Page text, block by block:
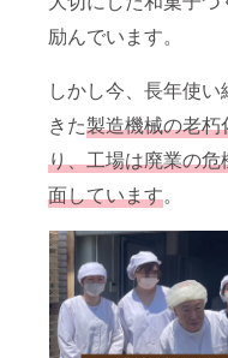
励んでいます。
しかし今、長年使い
きた製造機械の老朽
り、工場は廃業の危
面しています。